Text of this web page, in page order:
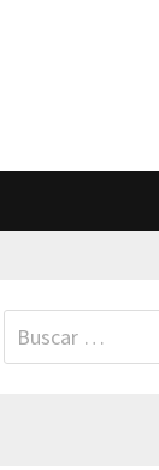
Buscar: